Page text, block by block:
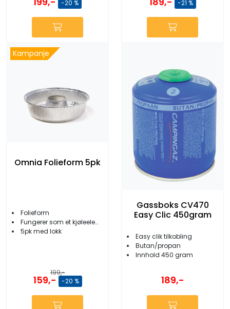
-20 % -21 %
Kampanje
Omnia Folieform 5pk
Folieform
Fungerer som et kjøleelement i bagen/kjøleboks
5pk med lokk
199,-
159,- -20 %
Gassboks CV470
Easy Clic 450gram
Easy clik tilkobling
Butan/propan
Innhold 450 gram
189,-